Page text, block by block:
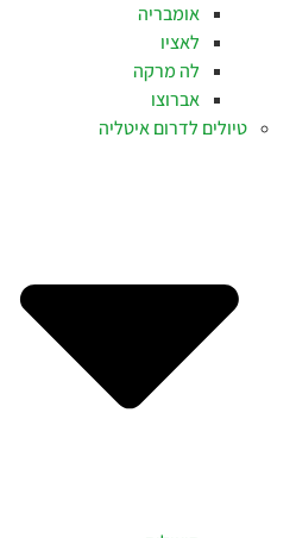
אומבריה
לאציו
לה מרקה
אברוצו
טיולים לדרום איטליה